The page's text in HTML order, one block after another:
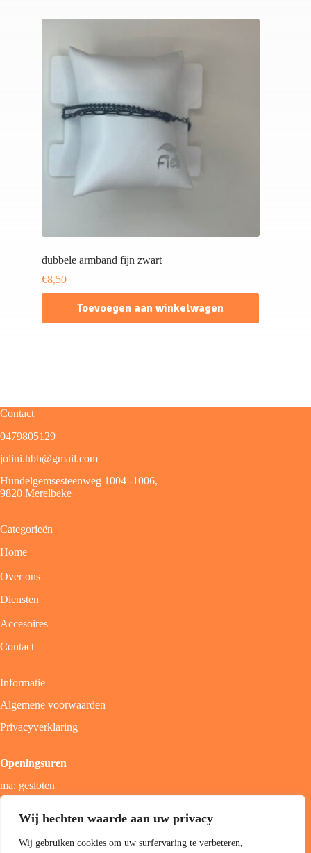
Wij hechten waarde aan uw privacy
Wij gebruiken cookies om uw surfervaring te verbeteren,
dubbele armband fijn zwart
€8,50
Toevoegen aan winkelwagen
Contact
0479805129
jolini.hbb@gmail.com
Hundelgemsesteenweg 1004 -1006,
9820 Merelbeke
Categorieën
Home
Over ons
Diensten
Accesoires
Contact
Informatie
Algemene voorwaarden
Privacyverklaring
Openingsuren
ma: gesloten